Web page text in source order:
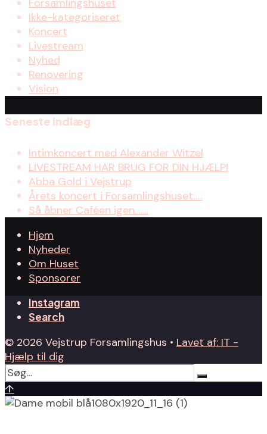
Forsamlingshuset
Ikke-kategoriseret
Koncert
Livestream
Nyhed
Renovering
Vision
Seneste indlæg
Intimkoncert med Alexander Witzel
LIVESTREAM HAR BRUG FOR DIN HJÆLP!
Abba Gold i Vejstrup
Årets koncert i Forsamlingshuset…..
Så åbner Caféen igen…….
Hjem
Nyheder
Om Huset
Sponsorer
Instagram
Search
© 2026 Vejstrup Forsamlingshus • Lavet af: IT -
Hjælp til dig
↑